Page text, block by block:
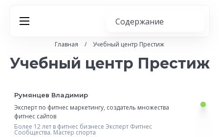
Главная / Учебный центр Престиж
Учебный центр Престиж
Румянцев Владимир
Эксперт по фитнес маркетингу, создатель множества
фитнес сайтов
Более 12 лет в фитнес бизнесе Эксперт Фитнес
Сообщества. Мастер спорта